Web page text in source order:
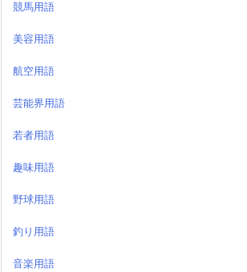
競馬用語
美容用語
航空用語
芸能界用語
若者用語
趣味用語
野球用語
釣り用語
音楽用語